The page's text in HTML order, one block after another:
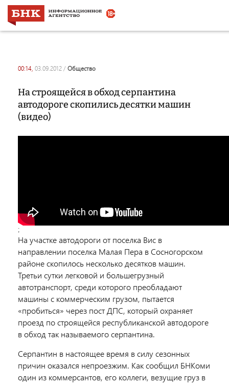
00:14, 03.09.2012 / общество
На строящейся в обход серпантина
автодороге скопились десятки машин
(видео)
;
На участке автодороги от поселка Вис в
направлении поселка Малая Пера в Сосногорском
районе скопилось несколько десятков машин.
Третьи сутки легковой и большегрузный
автотранспорт, среди которого преобладают
машины с коммерческим грузом, пытается
«пробиться» через пост ДПС, который охраняет
проезд по строящейся республиканской автодороге
в обход так называемого серпантина.
Серпантин в настоящее время в силу сезонных
причин оказался непроезжим. Как сообщил БНКоми
один из коммерсантов, его коллеги, везущие груз в